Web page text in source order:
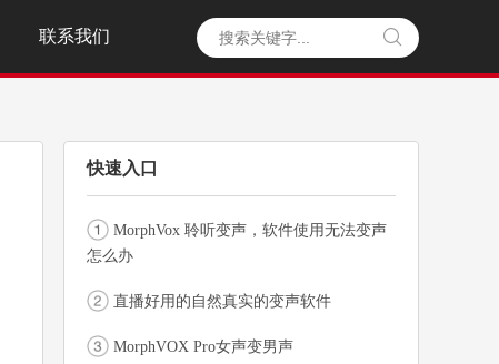

联系我们
快速入口
MorphVox 聆听变声，软件使用无法变声
怎么办
直播好用的自然真实的变声软件
MorphVOX Pro女声变男声